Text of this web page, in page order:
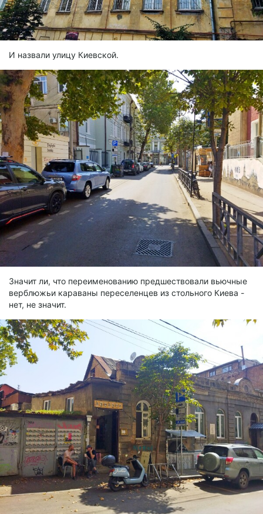
И назвали улицу Киевской.
Значит ли, что переименованию предшествовали вьючные
верблюжьи караваны переселенцев из стольного Киева -
нет, не значит.